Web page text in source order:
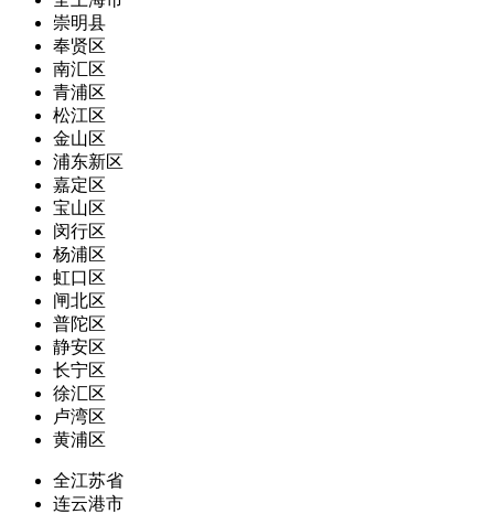
崇明县
奉贤区
南汇区
青浦区
松江区
金山区
浦东新区
嘉定区
宝山区
闵行区
杨浦区
虹口区
闸北区
普陀区
静安区
长宁区
徐汇区
卢湾区
黄浦区
全江苏省
连云港市